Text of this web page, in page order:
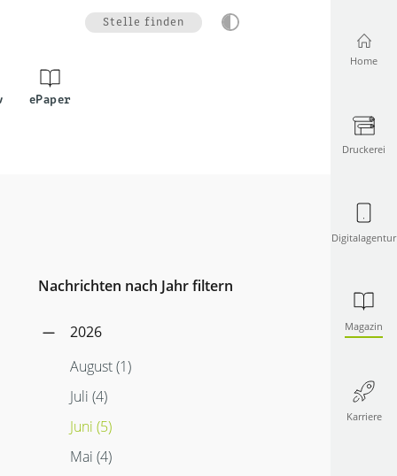
Home
Druckerei
Digitalagentur
Magazin
Karriere
Stelle finden
ePaper
Nachrichten nach Jahr filtern
2026
August (1)
Juli (4)
Juni (5)
Mai (4)